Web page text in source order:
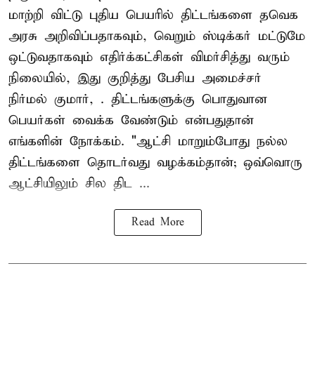
மாற்றி விட்டு புதிய பெயரில் திட்டங்களை தவெக
அரசு அறிவிப்பதாகவும், வெறும் ஸ்டிக்கர் மட்டுமே
ஒட்டுவதாகவும் எதிர்க்கட்சிகள் விமர்சித்து வரும்
நிலையில், இது குறித்து பேசிய அமைச்சர்
நிர்மல் குமார், . திட்டங்களுக்கு பொதுவான
பெயர்கள் வைக்க வேண்டும் என்பதுதான்
எங்களின் நோக்கம். "ஆட்சி மாறும்போது நல்ல
திட்டங்களை தொடர்வது வழக்கம்தான்; ஒவ்வொரு
ஆட்சியிலும் சில திட ...
Read More